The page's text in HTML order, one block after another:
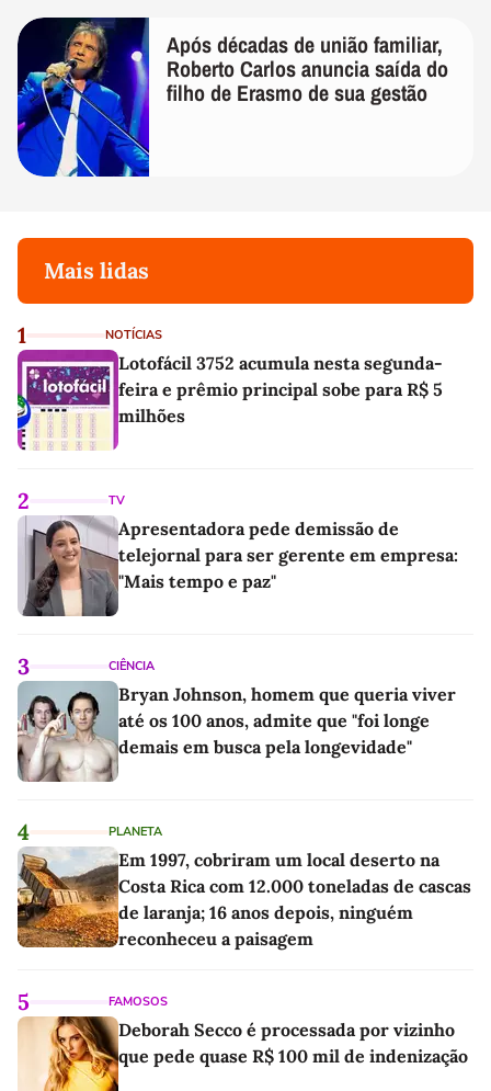
Após décadas de união familiar,
Roberto Carlos anuncia saída do
filho de Erasmo de sua gestão
Mais lidas
1 NOTÍCIAS
Lotofácil 3752 acumula nesta segunda-
feira e prêmio principal sobe para R$ 5
milhões
2 TV
Apresentadora pede demissão de
telejornal para ser gerente em empresa:
"Mais tempo e paz"
3 CIÊNCIA
Bryan Johnson, homem que queria viver
até os 100 anos, admite que "foi longe
demais em busca pela longevidade"
4 PLANETA
Em 1997, cobriram um local deserto na
Costa Rica com 12.000 toneladas de cascas
de laranja; 16 anos depois, ninguém
reconheceu a paisagem
5 FAMOSOS
Deborah Secco é processada por vizinho
que pede quase R$ 100 mil de indenização